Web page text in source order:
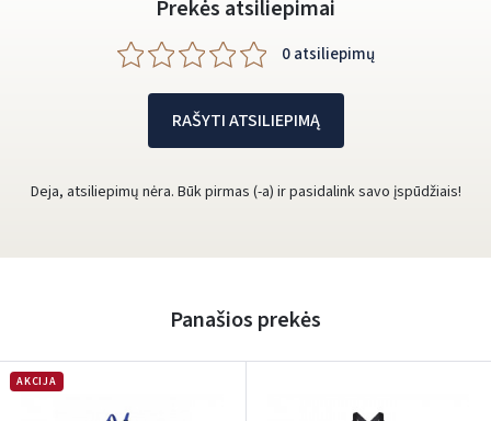
Prekės atsiliepimai
0 atsiliepimų
RAŠYTI ATSILIEPIMĄ
Deja, atsiliepimų nėra. Būk pirmas (-a) ir pasidalink savo įspūdžiais!
Panašios prekės
AKCIJA